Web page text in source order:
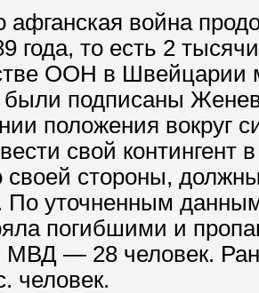
война
года, то есть 2
ООН в Швейцарии
были подписаны
положения вокруг
свой
своей стороны,
уточненным
погибшими и
МВД — 28 человек.
человек.